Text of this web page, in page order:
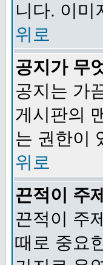
니다. 이미
위로
공지가 무
공지는 가
게시판의
는 권한이
위로
끈적이 주
끈적이 주
때로 중요